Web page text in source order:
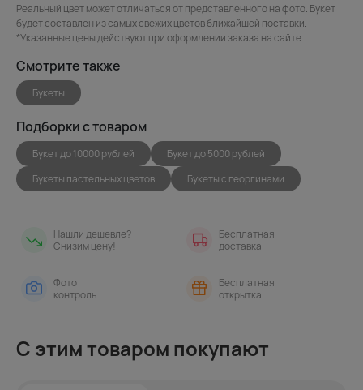
Реальный цвет может отличаться от представленного на фото. Букет
будет составлен из самых свежих цветов ближайшей поставки.
*Указанные цены действуют при оформлении заказа на сайте.
Смотрите также
Букеты
Подборки с товаром
Букет до 10000 рублей
Букет до 5000 рублей
Букеты пастельных цветов
Букеты с георгинами
Нашли дешевле?
Снизим цену!
Бесплатная
доставка
Фото
контроль
Бесплатная
открытка
С этим товаром покупают